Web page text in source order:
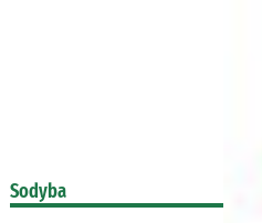
Sodyba